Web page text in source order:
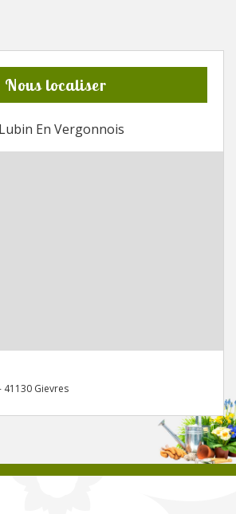
Nous localiser
En Vergonnois
41130 Gievres